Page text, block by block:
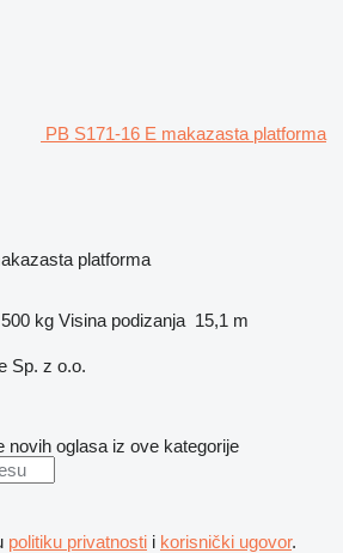
PB S171-16 E makazasta platforma
platforma
500 kg Visina podizanja 15,1 m
Sp. z o.o.
novih oglasa iz ove kategorije
politiku privatnosti i korisnički ugovor.